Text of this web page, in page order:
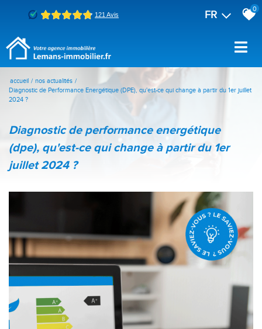
FR 0
accueil
nos actualités
Diagnostic de Performance Energétique (DPE), qu'est-ce qui change à partir du 1er juillet
2024 ?
diagnostic de performance energétique
(dpe), qu'est-ce qui change à partir du 1er
juillet 2024 ?